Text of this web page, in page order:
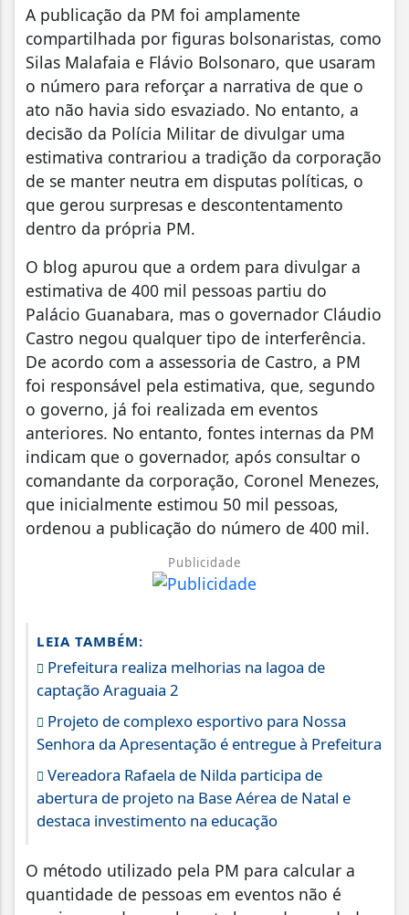
A publicação da PM foi amplamente
compartilhada por figuras bolsonaristas, como
Silas Malafaia e Flávio Bolsonaro, que usaram
o número para reforçar a narrativa de que o
ato não havia sido esvaziado. No entanto, a
decisão da Polícia Militar de divulgar uma
estimativa contrariou a tradição da corporação
de se manter neutra em disputas políticas, o
que gerou surpresas e descontentamento
dentro da própria PM.
O blog apurou que a ordem para divulgar a
estimativa de 400 mil pessoas partiu do
Palácio Guanabara, mas o governador Cláudio
Castro negou qualquer tipo de interferência.
De acordo com a assessoria de Castro, a PM
foi responsável pela estimativa, que, segundo
o governo, já foi realizada em eventos
anteriores. No entanto, fontes internas da PM
indicam que o governador, após consultar o
comandante da corporação, Coronel Menezes,
que inicialmente estimou 50 mil pessoas,
ordenou a publicação do número de 400 mil.
Publicidade
LEIA TAMBÉM:
Prefeitura realiza melhorias na lagoa de
captação Araguaia 2
Projeto de complexo esportivo para Nossa
Senhora da Apresentação é entregue à Prefeitura
Vereadora Rafaela de Nilda participa de
abertura de projeto na Base Aérea de Natal e
destaca investimento na educação
O método utilizado pela PM para calcular a
quantidade de pessoas em eventos não é